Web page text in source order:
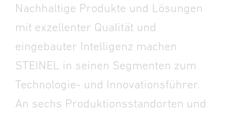
Nachhaltige Produkte und Lösungen
mit exzellenter Qualität und
eingebauter Intelligenz machen
STEINEL in seinen Segmenten zum
Technologie-­ und Innovationsführer.
An sechs Produktions­standorten und